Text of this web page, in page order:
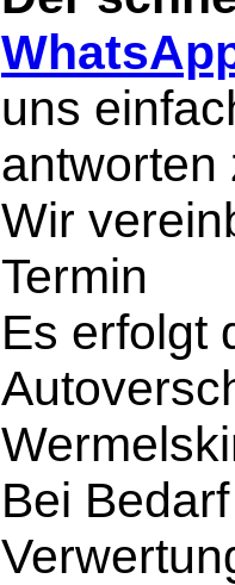
uns
antworten
Wir
Termin
Es erfolgt
Bei